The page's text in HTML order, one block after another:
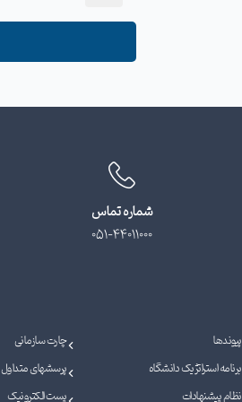
شماره تماس
051-44011000
پیوندها
چارت سازمانی
برنامه استراتژیک دانشگاه
پرسشهای متداول
نظام پیشنهادات پست الکترونیک